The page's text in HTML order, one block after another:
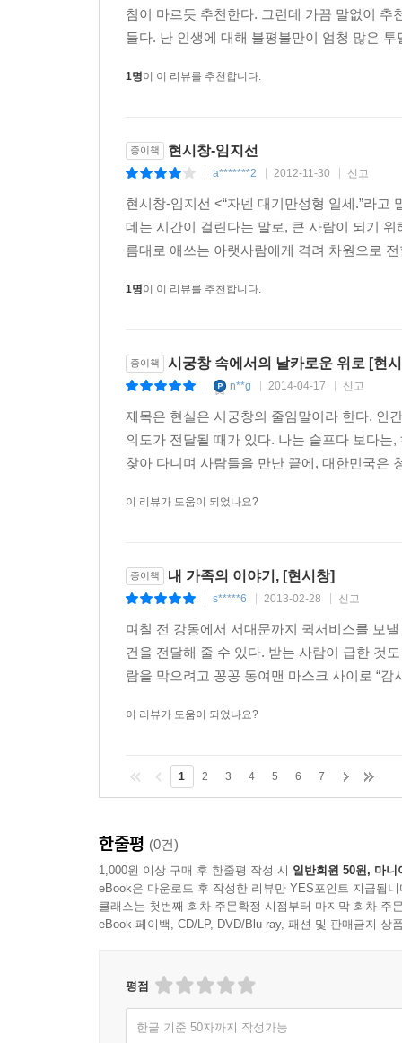
차를 타고 있었다. 스스로를 ’박 실장’이라고 소
싶다고요? 100만 원은 그냥 되는데 만약에 돈이
장 씨는 서울 영등포구청 앞에서 20대 중반의 이
다. “저도 그래요.” 장 씨가 말했다. 모르는 여성
청춘」
“상무님, 잘 모셔.” 박 부장이 느끼한 목소리를
굴지의 대기업 삼성전기의 영업본부 대리였던
부장의 손길이 너무도 불쾌했다. 수치심에 귓불이
그때까지만 해도 은의 씨는 이 싸움이 이리도 길
새 부서에서 은의 씨는 좀처럼 제대로 된 업무를
워주지 않았다. 노골적인 왕따는 자살을 생각하게
2010년 4월, 마침내 길고 힘든 싸움의 결판이 났
결했다. 자신이 다니는 회사와 싸우면서도 결코
신말석이라는 쉰두 살의 남자는 588의 오랜 단골
마침내 그는 흉기를 들고 박 씨를 찾아갔다. 살해
자했다고 밝혔다. 비영리 민간단체 ‘이룸’의 한
간대는 성매매 여성을 지켜주는 이가 없어 오히려
해진 알몸의 여성들은 바닥을 뒹굴며 통곡을 했
미 2009년 9월 국내 최대 복합쇼핑몰 타임스퀘어
“여자로서의 삶을 포기하고 들어온 건데 제 마음
지가 너무나 한스럽고 성매매가 죽도록 싫지만,
까요? 어딘지도 모르는 곳에서 낯선 남자와 단둘
서울 마포구의 한 주상복합 아파트에서 만삭인
였다. 발견 당시 박 씨는 잠옷을 입고 있었다. 허
침이 마르듯 추천한다. 그런데 가끔 말없이
들다. 난 인생에 대해 불평불만이 엄청 많은
1명이 이 리뷰를 추천합니다.
종이책 현시창-임지선
a*******2 2012-11-30 신고
현시창-임지선 <“자넨 대기만성형 일세.”라
데는 시간이 걸린다는 말로, 큰 사람이 되기
름대로 애쓰는 아랫사람에게 격려 차원으로
1명이 이 리뷰를 추천합니다.
종이책 시궁창 속에서의 날카로운 위로 [현
n**g 2014-04-17 신고
제목은 현실은 시궁창의 줄임말이라 한다. 인
의도가 전달될 때가 있다. 나는 슬프다 보다
찾아 다니며 사람들을 만난 끝에, 대한민국은
이 리뷰가 도움이 되었나요?
종이책 내 가족의 이야기, [현시창]
s*****6 2013-02-28 신고
며칠 전 강동에서 서대문까지 퀵서비스를 보
건을 전달해 줄 수 있다. 받는 사람이 급한 것
람을 막으려고 꽁꽁 동여맨 마스크 사이로 “
이 리뷰가 도움이 되었나요?
1 2 3 4 5 6 7
한줄평 (0건)
1,000원 이상 구매 후 한줄평 작성 시 일반회원 50원, 마니
eBook은 다운로드 후 작성한 리뷰만 YES포인트 지급됩니
클래스는 첫번째 회차 주문확정 시점부터 마지막 회차 주
eBook 페이백, CD/LP, DVD/Blu-ray, 패션 및 판매금지 상
평점
한글 기준 50자까지 작성가능